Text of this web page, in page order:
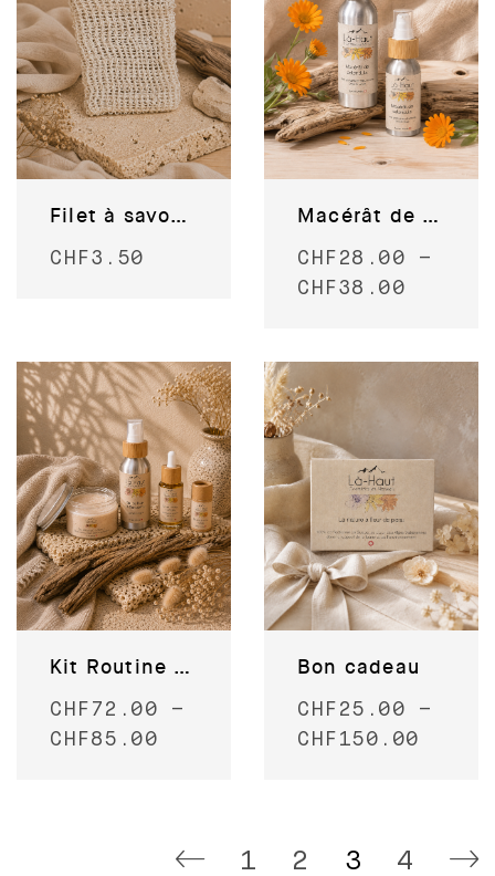
Filet à savon en Sisal
CHF 3.50
Macérât de calendula
CHF 28.00 –
CHF 38.00
Kit Routine visage – complet
CHF 72.00 –
CHF 85.00
Bon cadeau
CHF 25.00 –
CHF 150.00
1 2 3 4